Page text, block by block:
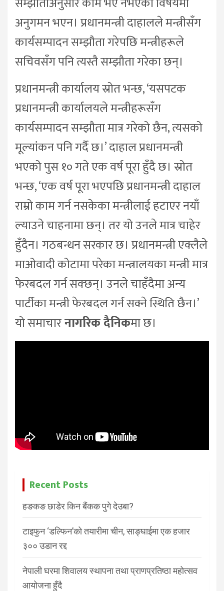
अनुगमन भएन। प्रधानमन्त्री दाहालले मन्त्रीसँग
कार्यसम्पादन सम्झौता गरेपछि मन्त्रीहरूले
सचिवसँग पनि त्यस्तै सम्झौता गरेका छन्।
प्रधानमन्त्री कार्यालय स्रोत भन्छ, ‘यसपटक
प्रधानमन्त्री कार्यालयले मन्त्रीहरूसँग
कार्यसम्पादन सम्झौता मात्र गरेको छैन, त्यसको
मूल्यांकन पनि गर्दै छ।’ दाहाल प्रधानमन्त्री
भएको पुस १० गते एक वर्ष पूरा हुँदै छ। स्रोत
भन्छ, ‘एक वर्ष पूरा भएपछि प्रधानमन्त्री दाहाल
राम्रो काम गर्न नसकेका मन्त्रीलाई हटाएर नयाँ
ल्याउने चाहनामा छन्। तर यो उनले मात्र चाहेर
हुँदैन। गठबन्धन सरकार छ। प्रधानमन्त्री एक्लैले
माओवादी कोटामा परेका मन्त्रालयका मन्त्री मात्र
फेरबदल गर्न सक्छन्। उनले चाहँदैमा अन्य
पार्टीका मन्त्री फेरबदल गर्न सक्ने स्थिति छैन।’
यो समाचारनागरिक दैनिकमा छ।
Recent Posts
हङकङ छाडेर किन बैंकक पुगे देउबा?
टाइफुन ‘डल्फिन’को तयारीमा चीन, साङ्घाईमा एक हजार
३०० उडान रद्द
नेपाली घरमा शिवालय स्थापना तथा प्राणप्रतिष्ठा महोत्सव
आयोजना हुँदै